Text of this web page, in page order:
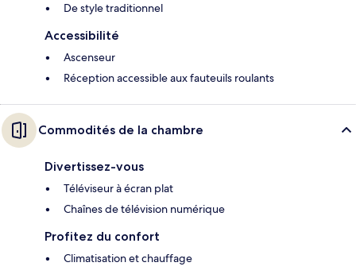
De style traditionnel
Accessibilité
Ascenseur
Réception accessible aux fauteuils roulants
Commodités de la chambre
Divertissez-vous
Téléviseur à écran plat
Chaînes de télévision numérique
Profitez du confort
Climatisation et chauffage